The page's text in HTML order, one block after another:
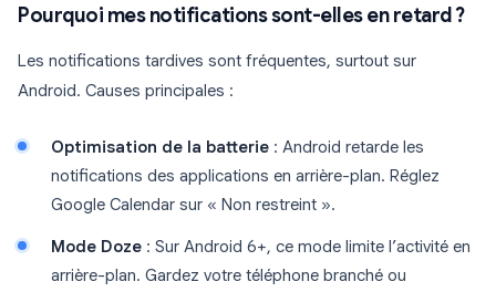
Pourquoi mes notifications sont-elles en retard ?
Les notifications tardives sont fréquentes, surtout sur
Android. Causes principales :
Optimisation de la batterie : Android retarde les
notifications des applications en arrière-plan. Réglez
Google Calendar sur « Non restreint ».
Mode Doze : Sur Android 6+, ce mode limite l’activité en
arrière-plan. Gardez votre téléphone branché ou